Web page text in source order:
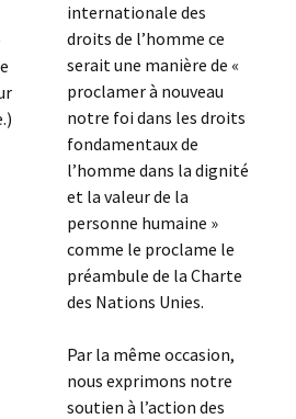
internationale des
droits de l’homme ce
serait une manière de «
proclamer à nouveau
notre foi dans les droits
fondamentaux de
l’homme dans la dignité
et la valeur de la
personne humaine »
comme le proclame le
préambule de la Charte
des Nations Unies.
Par la même occasion,
nous exprimons notre
soutien à l’action des